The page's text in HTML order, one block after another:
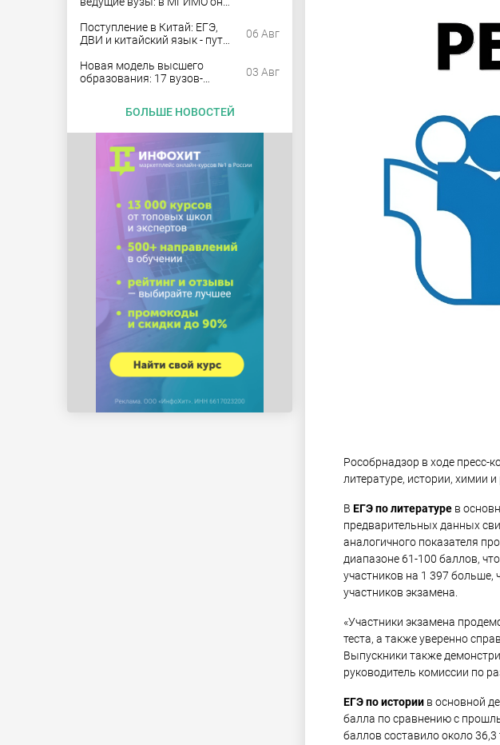
Поступление в Китай: ЕГЭ,
ДВИ и китайский язык - путь
06 Авг
Новая модель высшего
образования: 17 вузов-
03 Авг
БОЛЬШЕ НОВОСТЕЙ
Рособрнадзор в ходе пресс-
литературе, истории, химии и
В ЕГЭ по литературе в
предварительных данных
аналогичного показателя
диапазоне 61-100 баллов,
участников на 1 397
участников экзамена.
«Участники экзамена
теста, а также уверенно
Выпускники также
руководитель комиссии по
ЕГЭ по истории в основной
балла по сравнению с
баллов составило около